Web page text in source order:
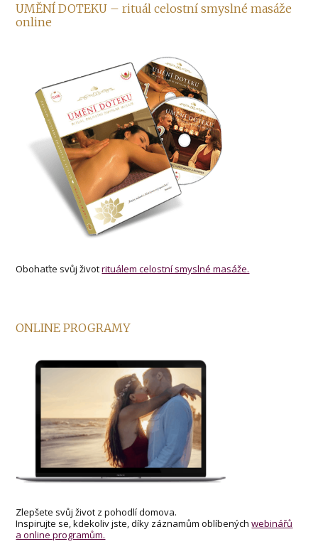
UMĚNÍ DOTEKU – rituál celostní smyslné masáže
online
Obohaťte svůj životrituálem celostní smyslné masáže.
ONLINE PROGRAMY
Zlepšete svůj život z pohodlí domova.
Inspirujte se, kdekoliv jste, díky záznamům oblíbenýchwebinářů
a online programům.